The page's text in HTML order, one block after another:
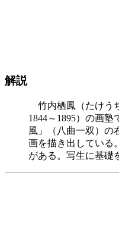
解説
竹内栖鳳（たけう
1844～1895）の画
風」（八曲一双）の
画を描き出している
がある。写生に基礎